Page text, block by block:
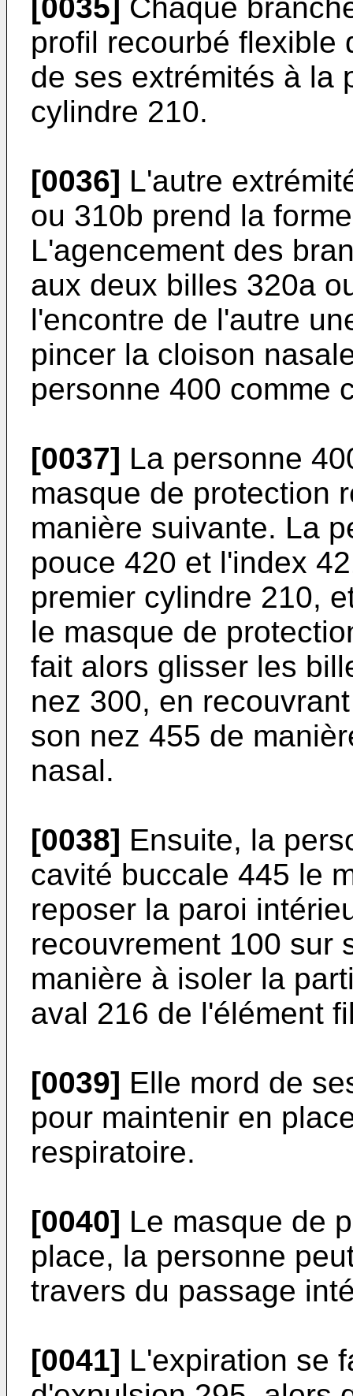
[0035] Chaque
profil recourbé flexible
de ses extrémités à la
cylindre 210.
[0036] L'autre
ou 310b prend la
L'agencement des
aux deux billes 320a
l'encontre de l'autre
pincer la cloison
personne 400 comme
[0037] La personne
masque de protection
manière suivante. La
pouce 420 et l'index
premier cylindre 210,
le masque de
fait alors glisser les
nez 300, en
son nez 455 de
nasal.
[0038] Ensuite, la
cavité buccale 445 le
reposer la paroi
recouvrement 100 sur
manière à isoler la
aval 216 de l'élément
[0039] Elle mord de
pour maintenir en
respiratoire.
[0040] Le masque de
place, la personne
travers du passage
[0041] L'expiration se